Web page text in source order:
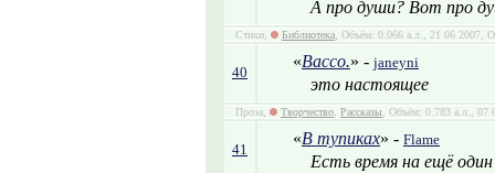
А про души? Вот про
Стихи, Библиотека , Объём: 0.066 а.л., 21 06 2007,
40
«Вассо.» - janeyni
это настоящее
Проза, Творчество Рассказы , Объём: 0.783 а.л., 07
41
«В тупиках» - Flame
Есть время на ещё